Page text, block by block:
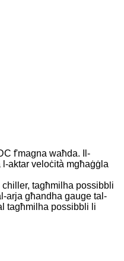
f'magna waħda. Il-
aktar veloċità mgħaġġla
tagħmilha possibbli
arja għandha gauge tal-
tagħmilha possibbli li